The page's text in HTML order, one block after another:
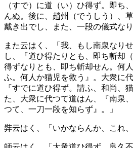
（すで）に道（い）ひ得ず。即ち
んぬ。後に、趙州（でうしう）、
戴き出でし、また、一段の儀式なり
また云はく、「我、もし南泉なり
し、『道ひ得たりとも、即ち斬却
得ずなりとも、即ち斬却せん。何
ふ。何人か猫児を救う』。大衆に
『すでに道ひ得ず。請ふ、和尚、
た、大衆に代つて道はん、『南泉
つて、一刀一段を知らず』。」
弉云はく、「いかならんか、これ、